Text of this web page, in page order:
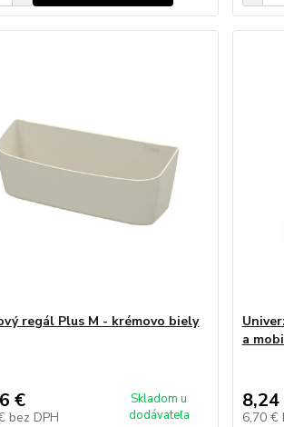
regál Plus M - krémovo biely
€
bez DPH
Skladom u
dodávateľa
a
8,24
6,70 €